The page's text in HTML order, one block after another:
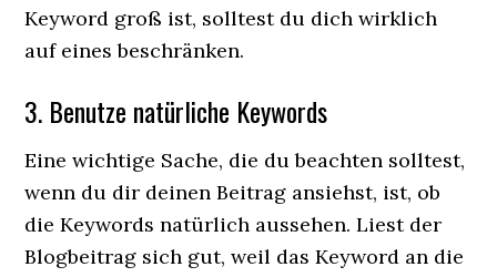
Keyword groß ist, solltest du dich wirklich
auf eines beschränken.
3. Benutze natürliche Keywords
Eine wichtige Sache, die du beachten solltest,
wenn du dir deinen Beitrag ansiehst, ist, ob
die Keywords natürlich aussehen. Liest der
Blogbeitrag sich gut, weil das Keyword an die